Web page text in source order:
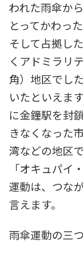
われた雨傘か
とってかわっ
そして占拠し
くアドミラリ
角）地区でし
いたといえま
に金鐘駅を封
きなくなった
湾などの地区
「オキュパイ
運動は、つな
言えます。
雨傘運動の三